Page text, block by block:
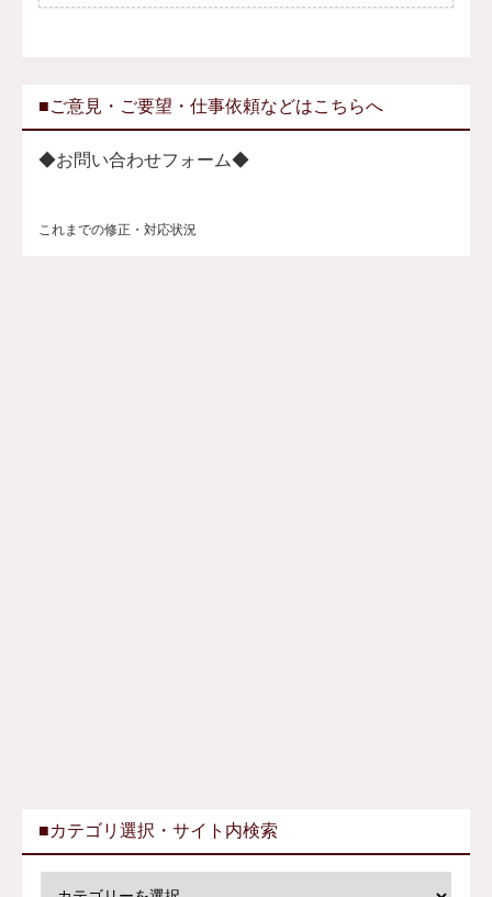
■ご意見・ご要望・仕事依頼などはこちらへ
◆お問い合わせフォーム◆
これまでの修正・対応状況
■カテゴリ選択・サイト内検索